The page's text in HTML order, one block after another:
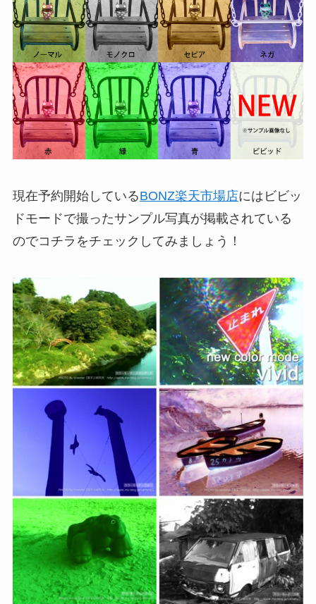
現在予約開始しているBONZ楽天市場店にはビビッ
ドモードで撮ったサンプル写真が掲載されている
のでコチラをチェックしてみましょう！